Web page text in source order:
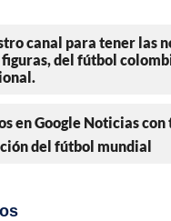
canal para tener las
del fútbol
en Google Noticias con
del fútbol mundial